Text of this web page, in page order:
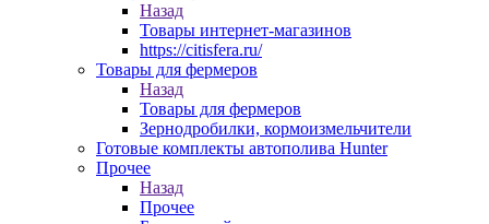
Назад
Товары интернет-магазинов
https://citisfera.ru/
Товары для фермеров
Назад
Товары для фермеров
Зернодробилки, кормоизмельчители
Готовые комплекты автополива Hunter
Прочее
Назад
Прочее